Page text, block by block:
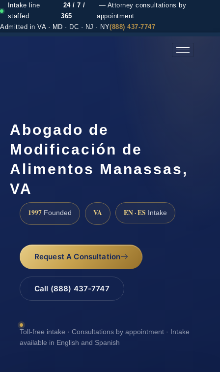
Intake line
staffed
24 / 7 /
365
— Attorney consultations by
appointment
Admitted in VA · MD · DC · NJ · NY(888) 437-7747
Abogado de
Modificación de
Alimentos Manassas,
VA
1997 Founded VA EN · ES Intake
Request A Consultation
Call (888) 437-7747
Toll-free intake · Consultations by appointment · Intake
available in English and Spanish